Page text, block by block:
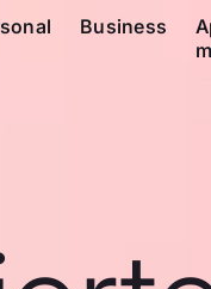
Business